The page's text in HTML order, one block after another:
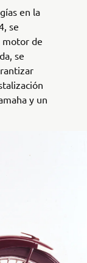
en la
se
motor de
se
y un